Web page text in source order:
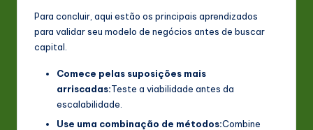
Para concluir, aqui estão os principais aprendizados
para validar seu modelo de negócios antes de buscar
capital.
Comece pelas suposições mais
arriscadas:Teste a viabilidade antes da
escalabilidade.
Use uma combinação de métodos:Combine